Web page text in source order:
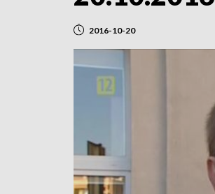
2016-10-20